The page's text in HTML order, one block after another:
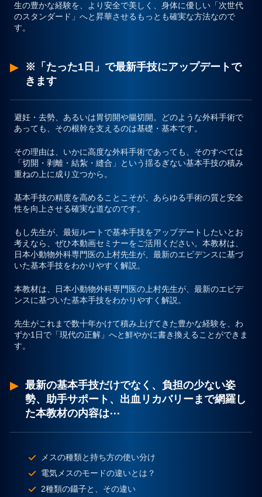
生の豊かな経験を、より安全で美しく、身体に優しい「次世代
のスタンダード」へと昇華させるもっとも確実な方法なので
す。
※「たった1日」で最新手技にアップデートで
きます
避妊・去勢、あるいは胃切開や腸切開。どのような外科手術で
あっても、その根幹を支えるのは基礎・基本です。
その理由は、いかに高度な外科手術であっても、そのすべては
「切開・剥離・結紮・縫合」という揺るぎない基本手技の積み
重ねの上に成り立つから。
基本手技の精度を高めることこそが、あらゆる手術の質と安全
性を向上させる確実な道なのです。
もし先生が、最短ルートで基本手技をアップデートしたいとお
考えなら、ぜひ本動画セミナーをご活用ください。本教材は、
日本小動物外科専門医の上村先生が、最新のエビデンスに基づ
いた基本手技をわかりやすく解説。
本教材は、日本小動物外科専門医の上村先生が、最新のエビデ
ンスに基づいた基本手技をわかりやすく解説。
先生がこれまで数十年かけて積み上げてきた豊かな経験を、わ
ずか1日で「現代の正解」へと鮮やかに書き換えることができま
す。
最新の基本手技だけでなく、負担の少ない姿
勢、助手サポート、出血リカバリーまで網羅し
た本教材の内容は⋯
メスの種類と持ち方の使い分け
電気メスのモードの違いとは？
2種類の鑷子と、その違い